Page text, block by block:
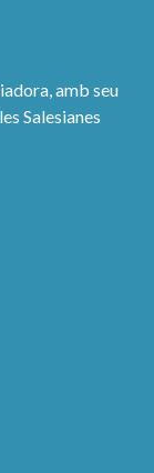
amb seu
Salesianes